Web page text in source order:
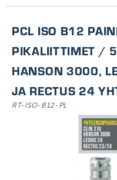
PCL ISO B12
PIKALIITTIMET /
HANSON 3000,
JA RECTUS 24
RT-ISO-B12-PL